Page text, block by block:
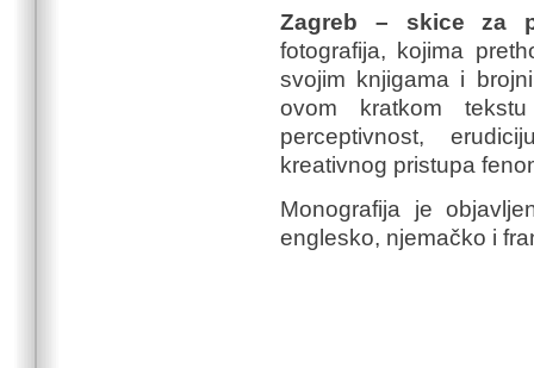
Zagreb – skice za
fotografija, kojima
svojim knjigama i
ovom kratkom
perceptivnost,
kreativnog pristupa
Monografija je
englesko, njemačko i